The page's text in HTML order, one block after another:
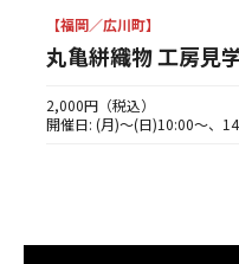
【福岡／広川町】
丸亀絣織物 工房見
2,000円（税込）
開催日: (月)〜(日)10:00〜、